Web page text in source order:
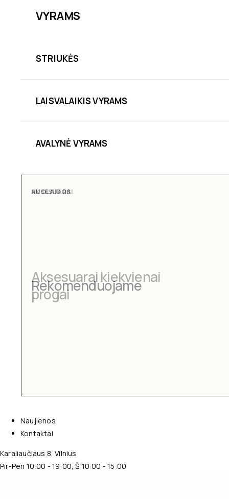
VYRAMS
STRIUKĖS
LAISVALAIKIS VYRAMS
AVALYNĖ VYRAMS
AKSESUARAI
Aksesuarai kiekvienai
progai
Naujienos
Kontaktai
Karaliaučiaus 8, Vilnius
Pir-Pen 10:00 - 19:00, Š 10:00 - 15:00